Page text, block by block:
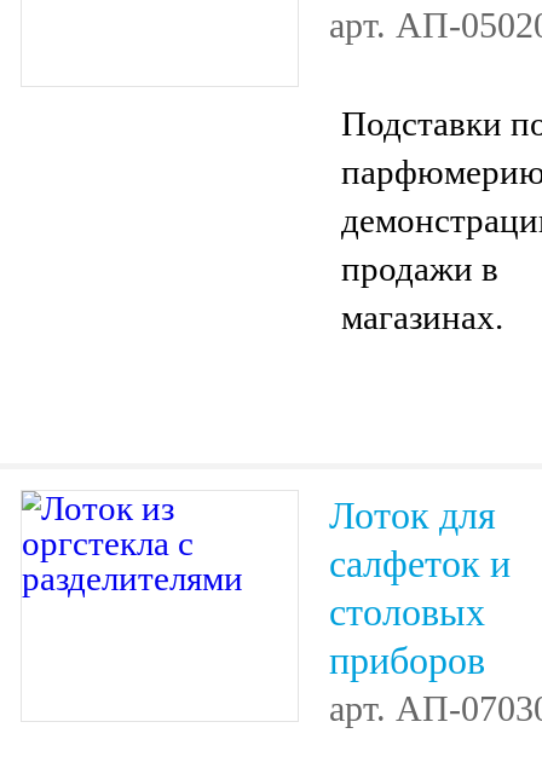
арт. АП-
Подставки
продажи в
магазинах.
Лоток для
салфеток и
столовых
приборов
арт. АП-